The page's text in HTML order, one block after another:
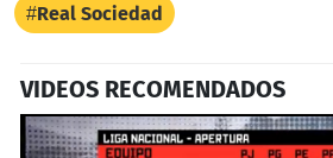
Real Sociedad
VIDEOS RECOMENDADOS